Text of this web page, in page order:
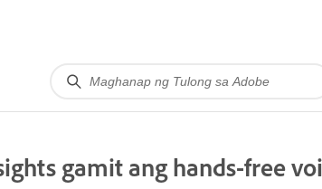
gamit ang hands-free